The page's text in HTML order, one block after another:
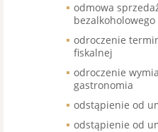
odmowa
bezalkoholowego
odroczenie
fiskalnej
odroczenie
gastronomia
odstąpienie od
odstąpienie od